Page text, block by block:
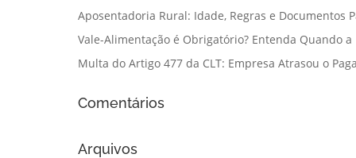
Aposentadoria Rural: Idade, Regras e Documentos
Vale-Alimentação é Obrigatório? Entenda Quando
Multa do Artigo 477 da CLT: Empresa Atrasou o
Comentários
Arquivos